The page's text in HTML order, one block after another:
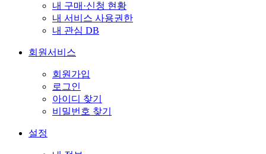
내 구매·신청 현황
내 서비스 사용권한
내 관심 DB
회원서비스
회원가입
로그인
아이디 찾기
비밀번호 찾기
설정